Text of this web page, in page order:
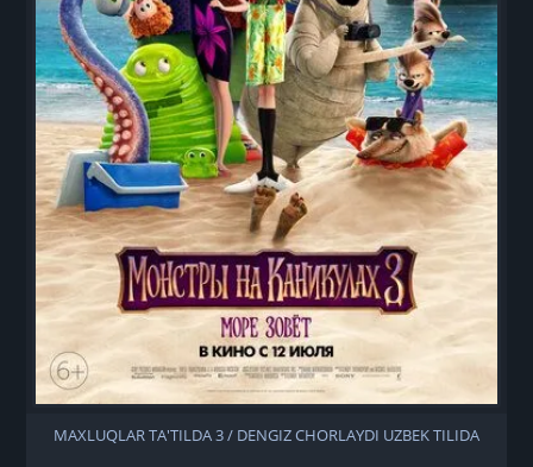
MAXLUQLAR TA'TILDA 3 / DENGIZ CHORLAYDI UZBEK TILIDA